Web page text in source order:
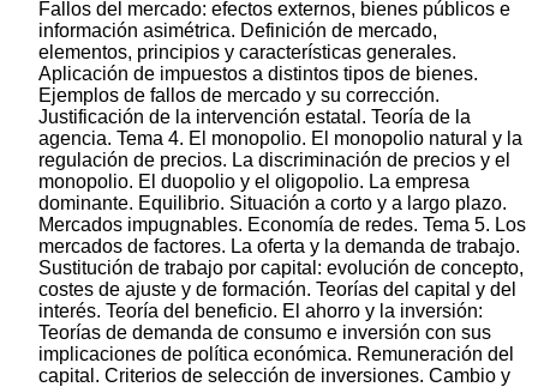
Fallos del mercado: efectos externos, bienes públicos e
información asimétrica. Definición de mercado,
elementos, principios y características generales.
Aplicación de impuestos a distintos tipos de bienes.
Ejemplos de fallos de mercado y su corrección.
Justificación de la intervención estatal. Teoría de la
agencia. Tema 4. El monopolio. El monopolio natural y la
regulación de precios. La discriminación de precios y el
monopolio. El duopolio y el oligopolio. La empresa
dominante. Equilibrio. Situación a corto y a largo plazo.
Mercados impugnables. Economía de redes. Tema 5. Los
mercados de factores. La oferta y la demanda de trabajo.
Sustitución de trabajo por capital: evolución de concepto,
costes de ajuste y de formación. Teorías del capital y del
interés. Teoría del beneficio. El ahorro y la inversión:
Teorías de demanda de consumo e inversión con sus
implicaciones de política económica. Remuneración del
capital. Criterios de selección de inversiones. Cambio y